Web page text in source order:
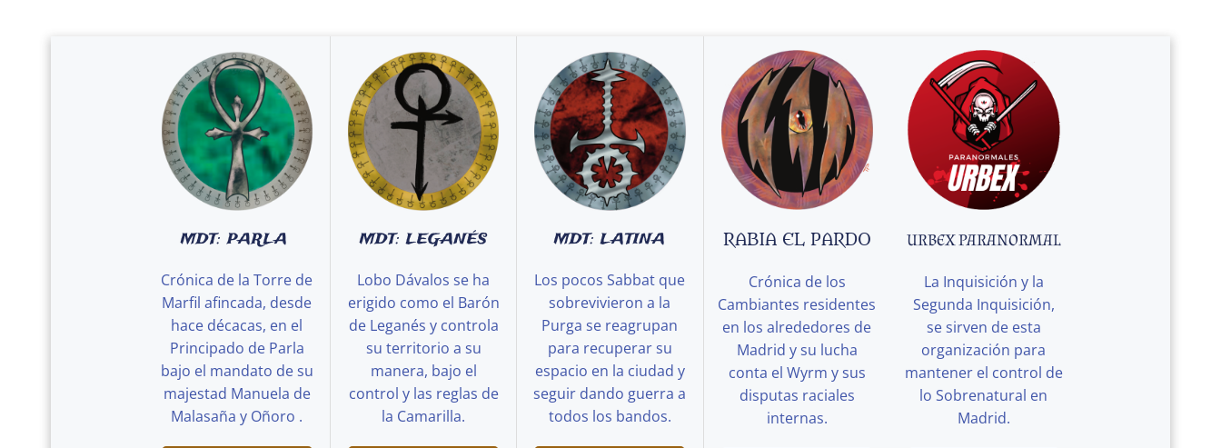
MDT: PARLA
Crónica de la Torre de
Marfil afincada, desde
hace décacas, en el
Principado de Parla
bajo el mandato de su
majestad Manuela de
Malasaña y Oñoro .
MDT: LEGANÉS
Lobo Dávalos se ha
erigido como el Barón
de Leganés y controla
su territorio a su
manera, bajo el
control y las reglas de
la Camarilla.
MDT: LATINA
Los pocos Sabbat que
sobrevivieron a la
Purga se reagrupan
para recuperar su
espacio en la ciudad y
seguir dando guerra a
todos los bandos.
RABIA EL PARDO
Crónica de los
Cambiantes residentes
en los alrededores de
Madrid y su lucha
conta el Wyrm y sus
disputas raciales
internas.
URBEX PARANORMAL
La Inquisición y la
Segunda Inquisición,
se sirven de esta
organización para
mantener el control de
lo Sobrenatural en
Madrid.